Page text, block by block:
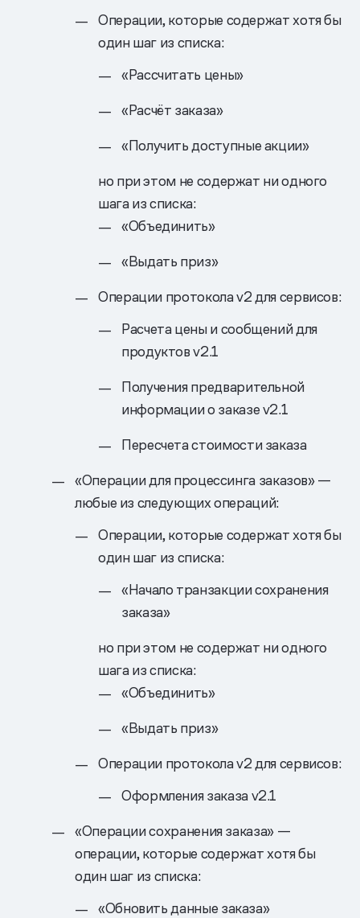
Операции, которые содержат хотя бы
один шаг из списка:
«Рассчитать цены»
«Расчёт заказа»
«Получить доступные акции»
но при этом не содержат ни одного
шага из списка:
«Объединить»
«Выдать приз»
Операции протокола v2 для сервисов:
Расчета цены и сообщений для
продуктов v2.1
Получения предварительной
информации о заказе v2.1
Пересчета стоимости заказа
«Операции для процессинга заказов» —
любые из следующих операций:
Операции, которые содержат хотя бы
один шаг из списка:
«Начало транзакции сохранения
заказа»
но при этом не содержат ни одного
шага из списка:
«Объединить»
«Выдать приз»
Операции протокола v2 для сервисов:
Оформления заказа v2.1
«Операции сохранения заказа» —
операции, которые содержат хотя бы
один шаг из списка:
«Обновить данные заказа»